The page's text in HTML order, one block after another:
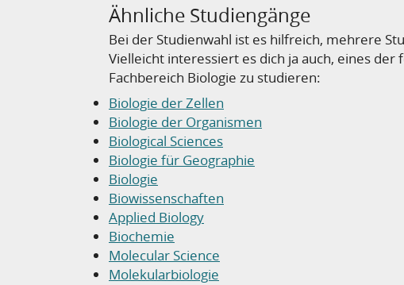
Ähnliche Studiengänge
Bei der Studienwahl ist es hilfreich, mehrere
Vielleicht interessiert es dich ja auch, eines der
Fachbereich Biologie zu studieren:
Biologie der Zellen
Biologie der Organismen
Biological Sciences
Biologie für Geographie
Biologie
Biowissenschaften
Applied Biology
Biochemie
Molecular Science
Molekularbiologie